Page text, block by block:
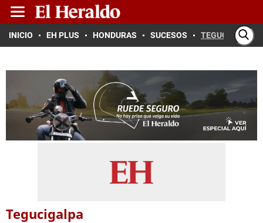
INICIO EH PLUS HONDURAS SUCESOS TEGUCIGALPA
Tegucigalpa